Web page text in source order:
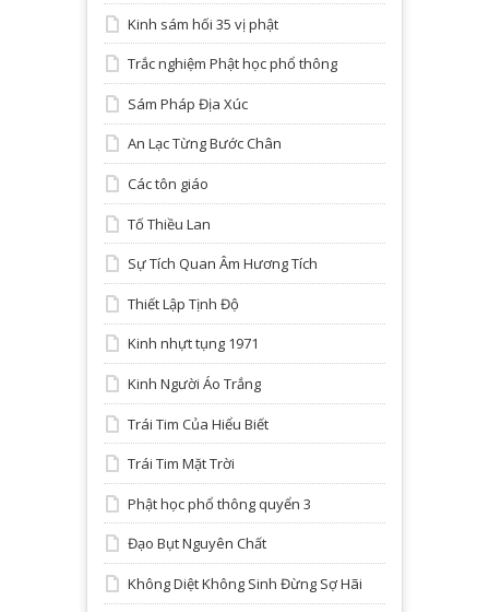
Kinh sám hối 35 vị phật
Trắc nghiệm Phật học phổ thông
Sám Pháp Địa Xúc
An Lạc Từng Bước Chân
Các tôn giáo
Tố Thiều Lan
Sự Tích Quan Âm Hương Tích
Thiết Lập Tịnh Độ
Kinh nhựt tụng 1971
Kinh Người Áo Trắng
Trái Tim Của Hiểu Biết
Trái Tim Mặt Trời
Phật học phổ thông quyển 3
Đạo Bụt Nguyên Chất
Không Diệt Không Sinh Đừng Sợ Hãi